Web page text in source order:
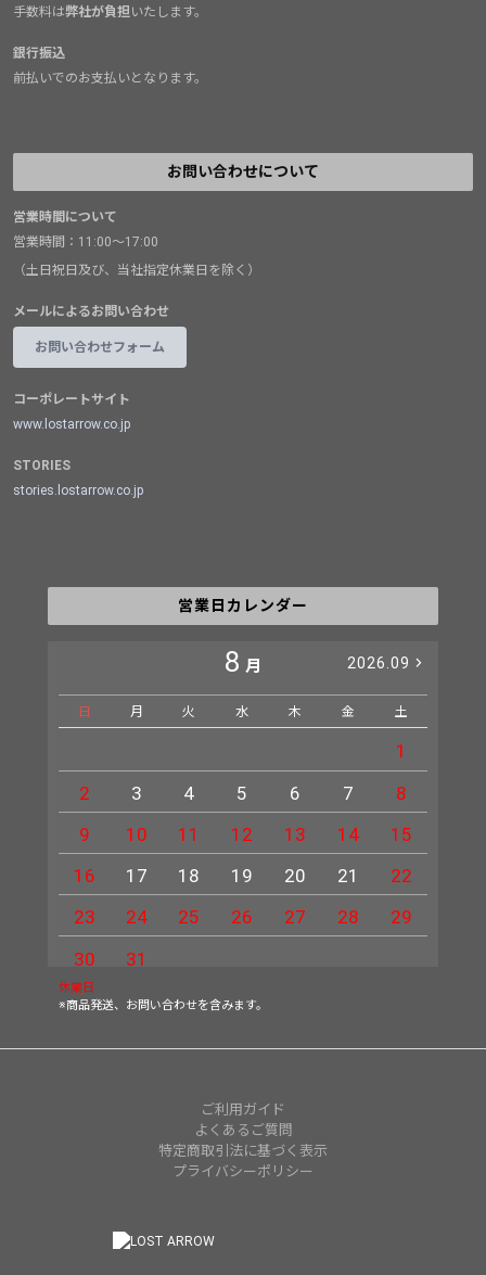
手数料は弊社が負担いたします。
銀行振込
前払いでのお支払いとなります。
お問い合わせについて
営業時間について
営業時間：11:00～17:00
（土日祝日及び、当社指定休業日を除く）
メールによるお問い合わせ
お問い合わせフォーム
コーポレートサイト
www.lostarrow.co.jp
STORIES
stories.lostarrow.co.jp
営業日カレンダー
8 月 2026.09
日 月 火 水 木 金 土
1
2
3 4 5 6 7
8
9
10 11 12 13 14
15
16
17 18 19 20 21
22
23
24 25 26 27 28
29
30
31
休業日
※商品発送、お問い合わせを含みます。
ご利用ガイド
よくあるご質問
特定商取引法に基づく表示
プライバシーポリシー